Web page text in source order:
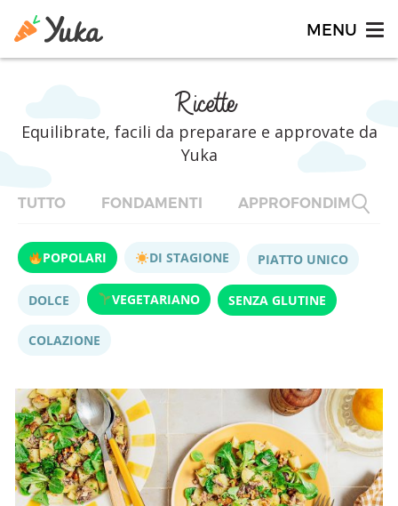
Ricette
Equilibrate, facili da preparare e approvate da
Yuka
TUTTO FONDAMENTI APPROFONDIMENTI
POPOLARI DI STAGIONE PIATTO UNICO
DOLCE VEGETARIANO SENZA GLUTINE
COLAZIONE